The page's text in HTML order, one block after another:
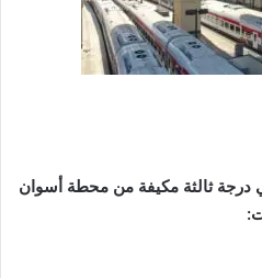
رقم 3007 روسي درجة ثالثة مكيفة من محطة أسوان